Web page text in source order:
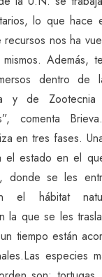
lo que hace
nos ha
Además,
dentro
y de
comenta
en tres fases.
el estado en el
donde se les
el hábitat
la que se les
tiempo están
especies